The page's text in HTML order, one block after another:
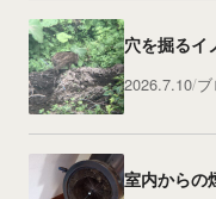
穴を掘るイ
2026.7.10
室内からの